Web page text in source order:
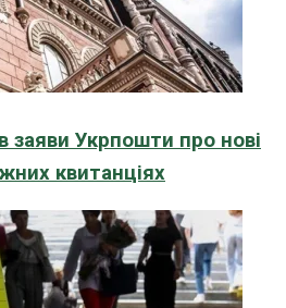
заяви Укрпошти про нові
квитанціях